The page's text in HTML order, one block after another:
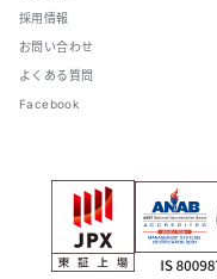
採用情報
お問い合わせ
よくある質問
Facebook